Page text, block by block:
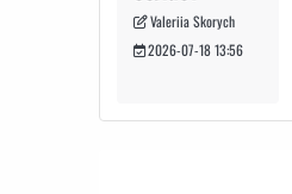
Valeriia Skorych
2026-07-18 13:56